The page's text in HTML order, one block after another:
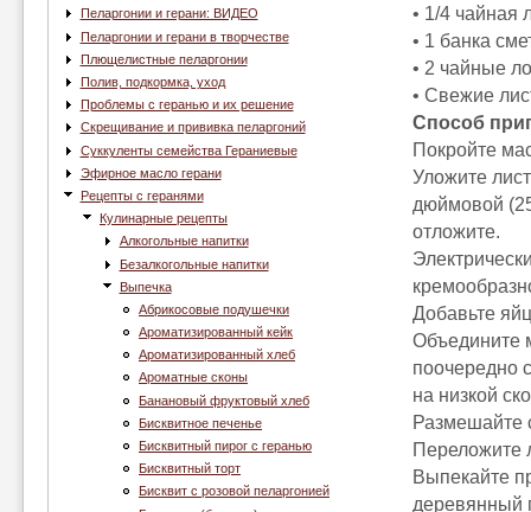
Пеларгонии и герани: ВИДЕО
Пеларгонии и герани в творчестве
Плющелистные пеларгонии
Полив, подкормка, уход
Проблемы с геранью и их решение
Скрещивание и прививка пеларгоний
Суккуленты семейства Гераниевые
Эфирное масло герани
Рецепты с геранями
Кулинарные рецепты
Алкогольные напитки
Безалкогольные напитки
Выпечка
Абрикосовые подушечки
Ароматизированный кейк
Ароматизированный хлеб
Ароматные сконы
Банановый фруктовый хлеб
Бисквитное печенье
Бисквитный пирог с геранью
Бисквитный торт
Бисквит с розовой пеларгонией
• 1/4 чайная
• 1 банка
• 2 чайные
• Свежие
Способ
Покройте
Уложите
дюймовой
отложите.
Добавьте
Объедините
поочередно
на низкой
Размешайте
Переложите
Выпекайте
деревянный